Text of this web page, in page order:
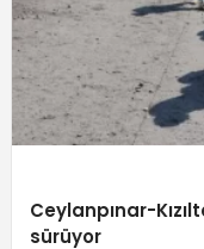
Ceylanpınar-
sürüyor